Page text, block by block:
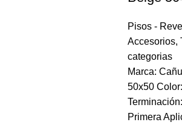
Pisos -
Accesorios,
categorias
Marca:
50x50
Primera